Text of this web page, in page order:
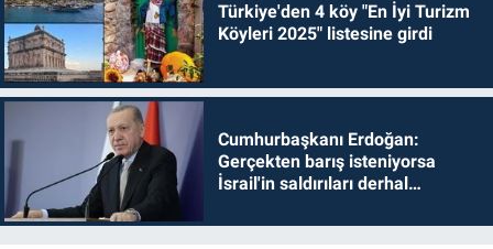
Türkiye'den 4 köy "En İyi Turizm
Köyleri 2025" listesine girdi
Cumhurbaşkanı Erdoğan:
Gerçekten barış isteniyorsa
İsrail'in saldırıları derhal